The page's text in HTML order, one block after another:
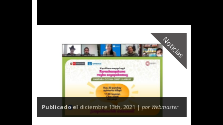
Noticias
Publicado el diciembre 13th, 2021 |por Webmaster